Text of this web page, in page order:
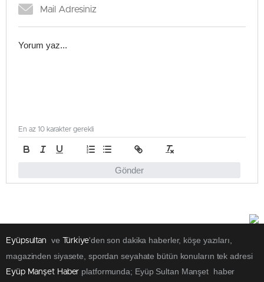
Gönder
En az 10 karakter gerekli
Eyüpsultan ve Türkiye'den son dakika haberler, köşe yazıları,
magazinden siyasete, spordan seyahate bütün konuların tek adresi
Eyüp Manşet Haber platformunda; Eyüp Sultan Manşet haber